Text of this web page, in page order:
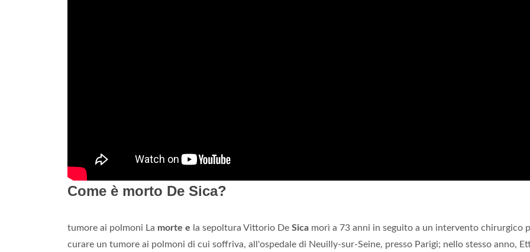
Come è morto De Sica?
tumore ai polmoni La morte e la sepoltura Vittorio De Sica morì a 73 anni in seguito a un intervento chirurgico
curare un tumore ai polmoni di cui soffriva, all'ospedale di Neuilly-sur-Seine, presso Parigi; nello stesso anno,